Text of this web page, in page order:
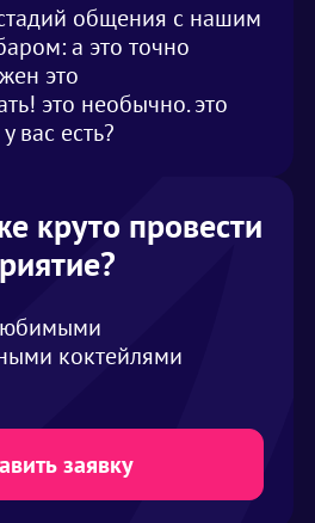
общения с нашим
а это точно
это
это необычно. это
вас есть?
круто провести
коктейлями
заявку